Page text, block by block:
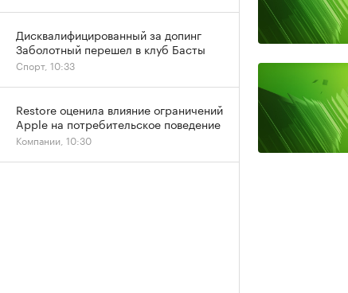
Дисквалифицированный за допинг
Заболотный перешел в клуб Басты
Спорт, 10:33
Restore оценила влияние ограничений
Apple на потребительское поведение
Компании, 10:30